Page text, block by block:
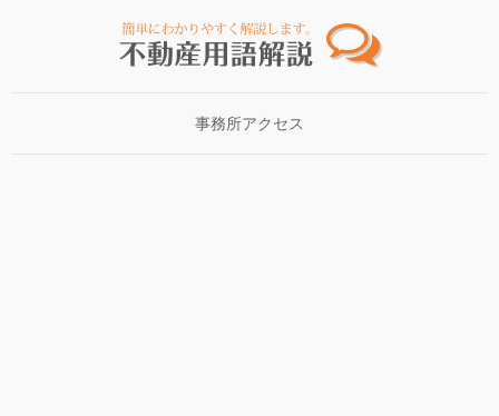
事務所アクセス